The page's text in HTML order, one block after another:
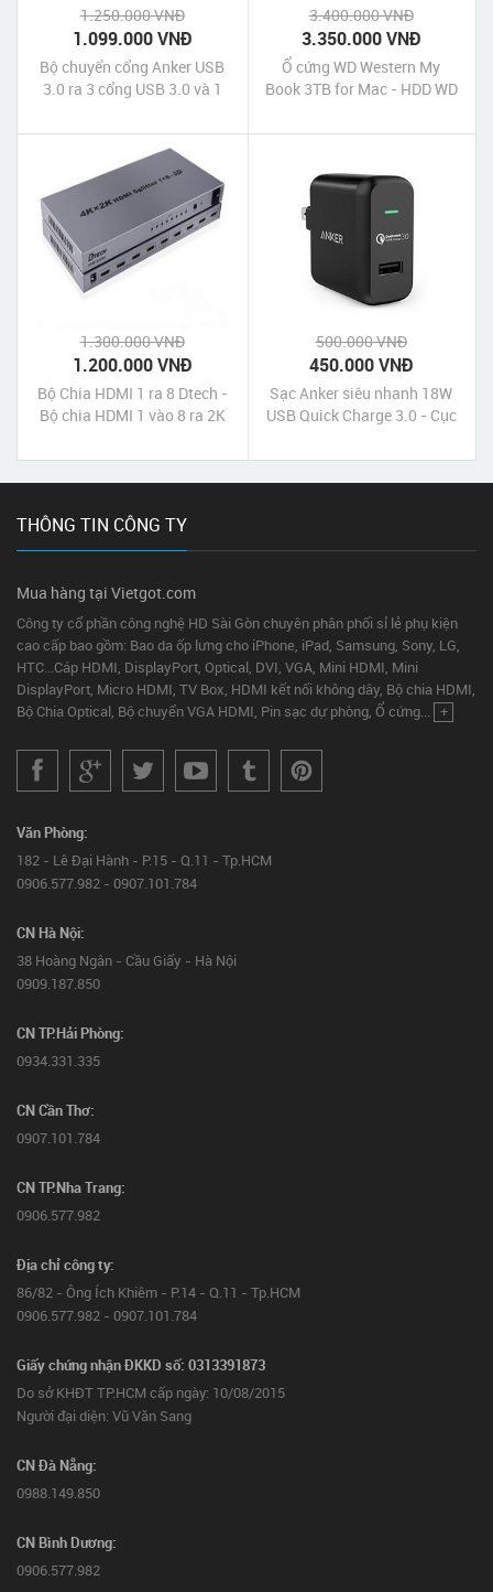
1.250.000 VNĐ
1.099.000 VNĐ
Bộ chuyển cổng Anker USB
3.0 ra 3 cổng USB 3.0 và 1
Anker USB 3.0 to 3-Port
USB 3.0 Hub with Ethernet
Adapter
3.400.000 VNĐ
3.350.000 VNĐ
Ổ cứng WD Western My
Book 3TB for Mac - HDD WD
1.300.000 VNĐ
1.200.000 VNĐ
Bộ Chia HDMI 1 ra 8 Dtech -
Bộ chia HDMI 1 vào 8 ra 2K
Dtech 4K 2K chính hãng giá
rẻ
500.000 VNĐ
450.000 VNĐ
Sạc Anker siêu nhanh 18W
USB Quick Charge 3.0 - Cục
PowerPort+1
THÔNG TIN CÔNG TY
Mua hàng tại Vietgot.com
Công ty cổ phần công nghệ HD Sài Gòn chuyên phân phối sỉ lẻ phụ kiện
cao cấp bao gồm: Bao da ốp lưng cho iPhone, iPad, Samsung, Sony, LG,
HTC...Cáp HDMI, DisplayPort, Optical, DVI, VGA, Mini HDMI, Mini
DisplayPort, Micro HDMI, TV Box, HDMI kết nối không dây, Bộ chia HDMI,
Bộ Chia Optical, Bộ chuyển VGA HDMI, Pin sạc dự phòng, Ổ cứng... +
Văn Phòng:
182 - Lê Đại Hành - P.15 - Q.11 - Tp.HCM
0906.577.982 - 0907.101.784
CN Hà Nội:
38 Hoàng Ngân - Cầu Giấy - Hà Nội
0909.187.850
CN TP.Hải Phòng:
0934.331.335
CN Cần Thơ:
0907.101.784
CN TP.Nha Trang:
0906.577.982
Địa chỉ công ty:
86/82 - Ông Ích Khiêm - P.14 - Q.11 - Tp.HCM
0906.577.982 - 0907.101.784
Giấy chứng nhận ĐKKD số: 0313391873
Do sở KHĐT TP.HCM cấp ngày: 10/08/2015
Người đại diện: Vũ Văn Sang
CN Đà Nẵng:
0988.149.850
CN Bình Dương:
0906.577.982